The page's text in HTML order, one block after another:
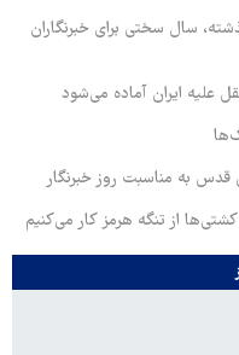
سال سختی برای خبرنگاران
علیه ایران آماده می‌شود
به مناسبت روز خبرنگار
از تنگه هرمز کار می‌کنیم